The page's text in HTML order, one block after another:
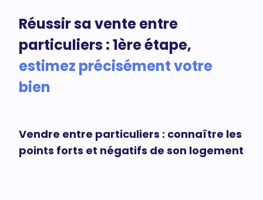
Réussir sa vente entre
particuliers : 1ère étape,
estimez précisément votre
bien
Vendre entre particuliers : connaître les
points forts et négatifs de son logement